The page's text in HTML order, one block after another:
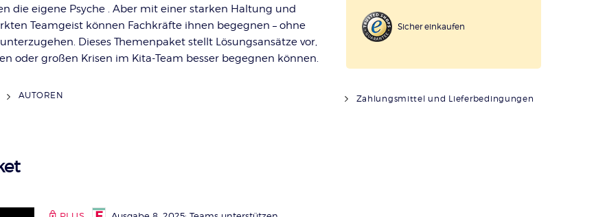
die eigene Psyche . Aber mit einer starken Haltung und
Teamgeist können Fachkräfte ihnen begegnen – ohne
Dieses Themenpaket stellt Lösungsansätze vor,
oder großen Krisen im Kita-Team besser begegnen können.
AUTOREN
Sicher einkaufen
Zahlungsmittel und Lieferbedingungen